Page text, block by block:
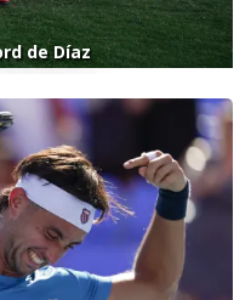
de Díaz